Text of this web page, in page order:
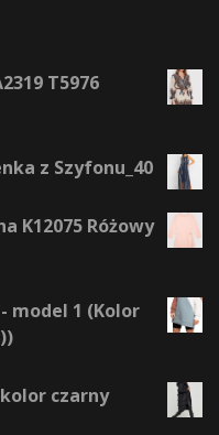
T5976
z Szyfonu_40
K12075 Różowy
model 1 (Kolor
czarny